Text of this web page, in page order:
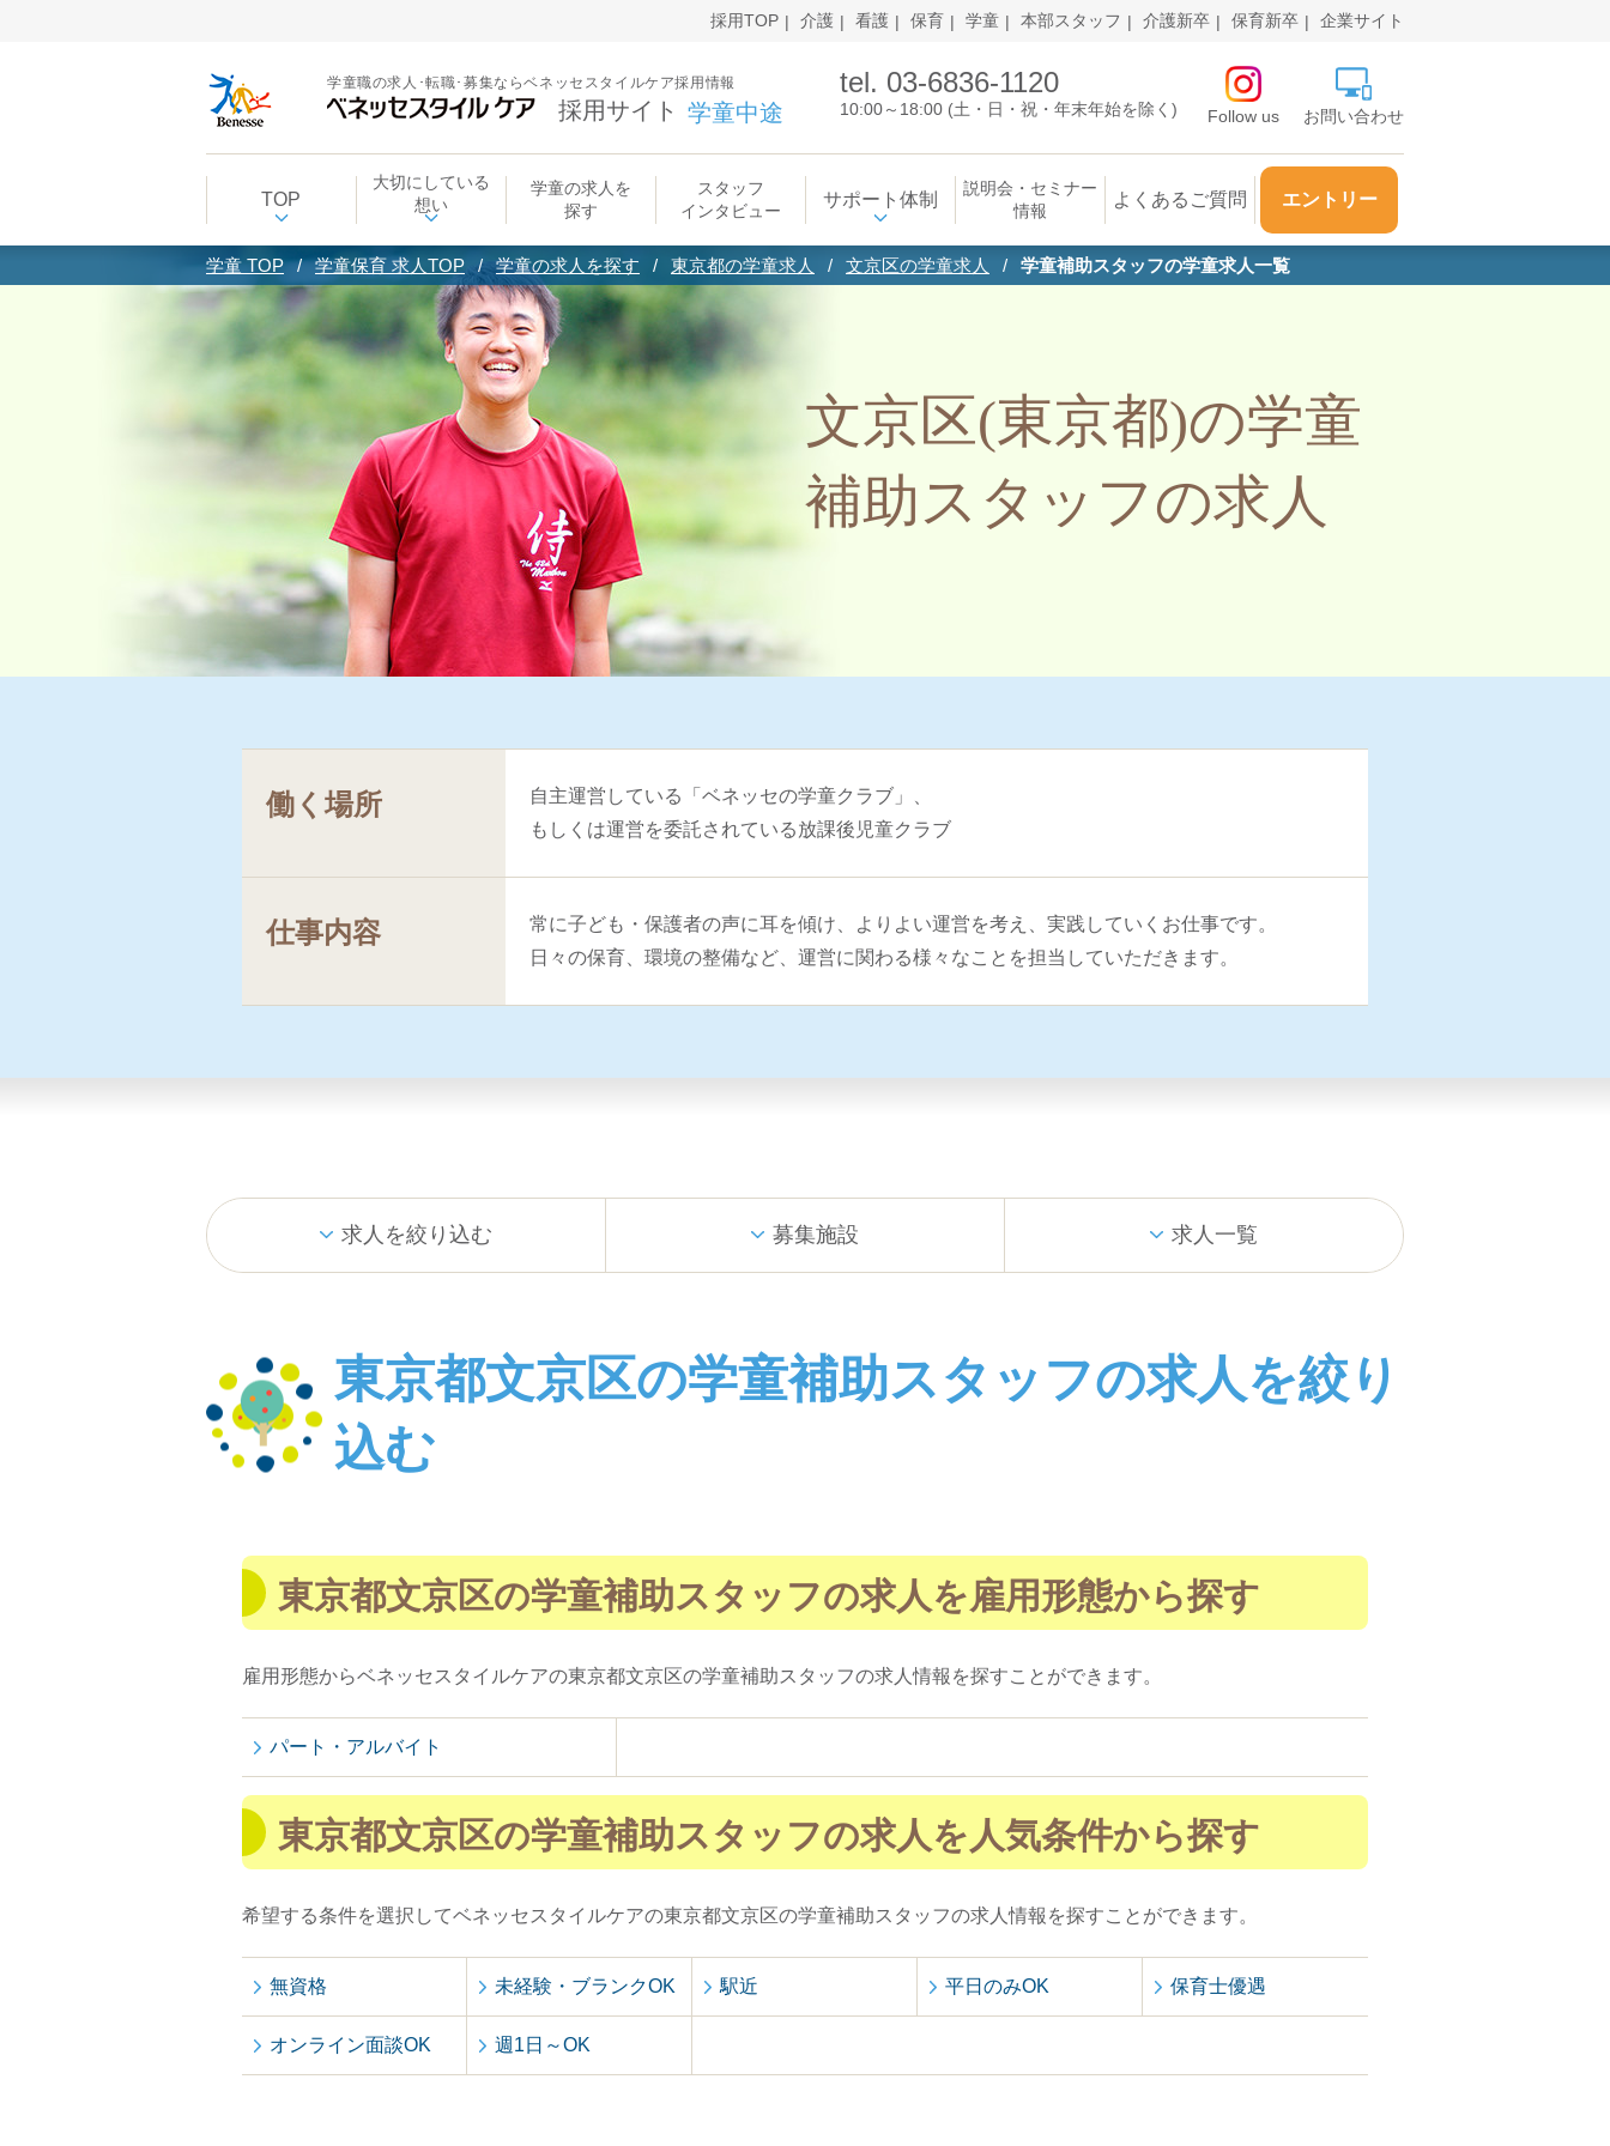
採用TOP 介護 看護 保育 学童 本部スタッフ 介護新卒 保育新卒 企業サイト
学童職の求人･転職･募集ならベネッセスタイルケア採用情報
採用サイト 学童中途
tel. 03-6836-1120
10:00～18:00 (土・日・祝・年末年始を除く) Follow us お問い合わせ
TOP
大切にしている
想い
学童の求人を
探す
スタッフ
インタビュー
サポート体制
説明会・セミナー
情報
よくあるご質問 エントリー
学童 TOP 学童保育 求人TOP 学童の求人を探す 東京都の学童求人 文京区の学童求人 学童補助スタッフの学童求人一覧
文京区(東京都)の学童
補助スタッフの求人
働く場所
自主運営している「ベネッセの学童クラブ」、
もしくは運営を委託されている放課後児童クラブ
仕事内容
常に子ども・保護者の声に耳を傾け、よりよい運営を考え、実践していくお仕事です。
日々の保育、環境の整備など、運営に関わる様々なことを担当していただきます。
求人を絞り込む 募集施設 求人一覧
東京都文京区の学童補助スタッフの求人を絞り
込む
東京都文京区の学童補助スタッフの求人を雇用形態から探す
雇用形態からベネッセスタイルケアの東京都文京区の学童補助スタッフの求人情報を探すことができます。
パート・アルバイト
東京都文京区の学童補助スタッフの求人を人気条件から探す
希望する条件を選択してベネッセスタイルケアの東京都文京区の学童補助スタッフの求人情報を探すことができます。
無資格 未経験・ブランクOK 駅近 平日のみOK 保育士優遇
オンライン面談OK 週1日～OK